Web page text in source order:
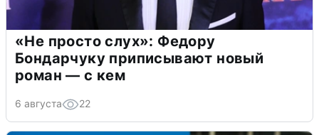
«Не просто слух»: Федору
Бондарчуку приписывают новый
роман — с кем
6 августа 22